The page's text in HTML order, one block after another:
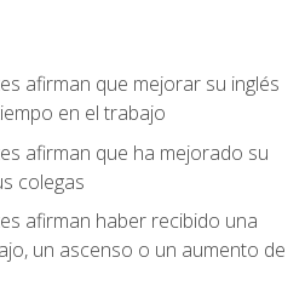
afirman que mejorar su inglés
en el trabajo
afirman que ha mejorado su
colegas
afirman haber recibido una
un ascenso o un aumento de